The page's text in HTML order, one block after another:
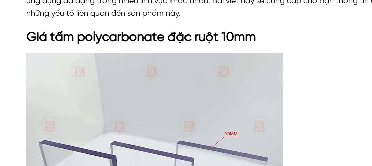
những yếu tố liên quan đến sản phẩm này.
Giá tấm polycarbonate đặc ruột 10mm